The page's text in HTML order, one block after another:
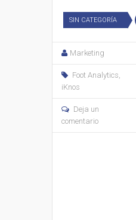
SIN CATEGORÍA
Marketing
Foot Analytics,
iKnos
Deja un
comentario